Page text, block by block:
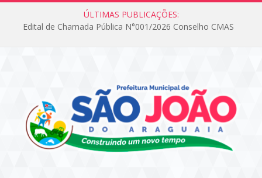
ÚLTIMAS PUBLICAÇÕES:
Edital de Chamada Pública N°001/2026 Conselho CMAS